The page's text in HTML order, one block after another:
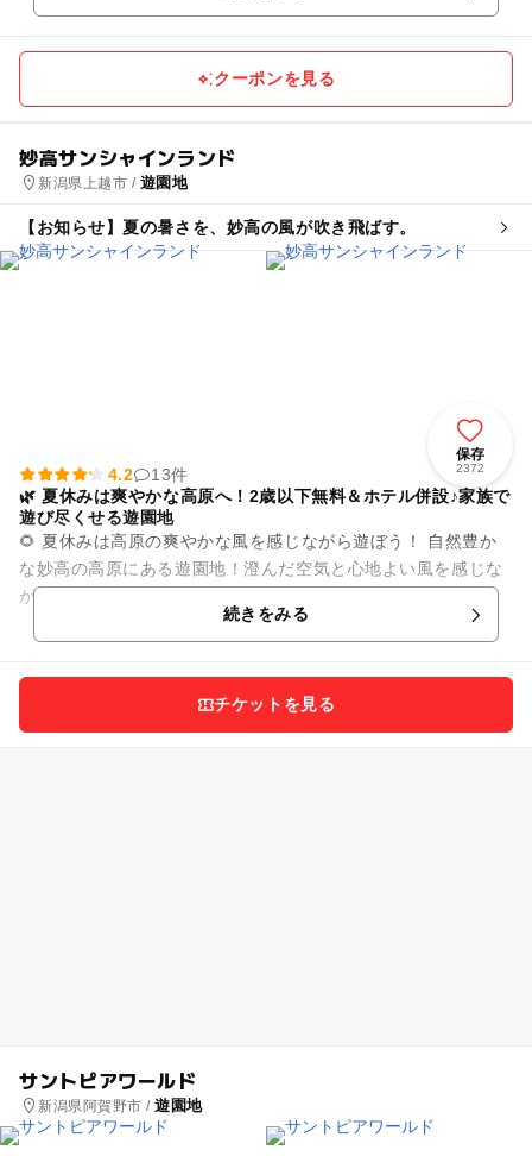
クーポンを見る
妙高サンシャインランド
新潟県上越市 / 遊園地
【お知らせ】夏の暑さを、妙高の風が吹き飛ばす。
保存
2372
4.2
13件
🌿 夏休みは爽やかな高原へ！2歳以下無料＆ホテル併設♪家族で
遊び尽くせる遊園地
🌻 夏休みは高原の爽やかな風を感じながら遊ぼう！ 自然豊か
な妙高の高原にある遊園地！澄んだ空気と心地よい風を感じな
がら、家族みんなで思いきり遊べます。 🎡 小さなお子さまも
続きをみる
チケットを見る
サントピアワールド
新潟県阿賀野市 /遊園地